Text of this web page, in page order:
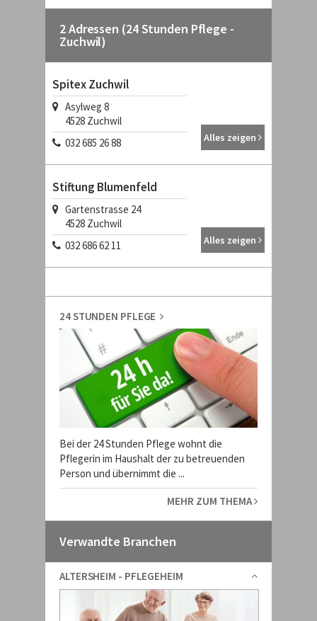
2 Adressen (24 Stunden Pflege -
Zuchwil)
Spitex Zuchwil
Asylweg 8
4528 Zuchwil
032 685 26 88
Alles zeigen
Stiftung Blumenfeld
Gartenstrasse 24
4528 Zuchwil
032 686 62 11
Alles zeigen
24 STUNDEN PFLEGE
Bei der 24 Stunden Pflege wohnt die
Pflegerin im Haushalt der zu betreuenden
Person und übernimmt die ...
MEHR ZUM THEMA
Verwandte Branchen
ALTERSHEIM - PFLEGEHEIM